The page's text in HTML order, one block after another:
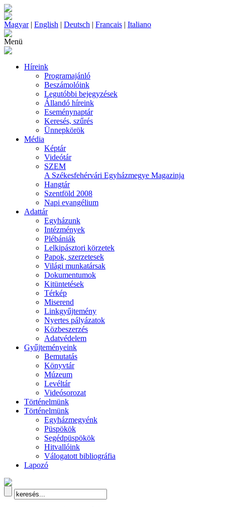
Magyar| English | Deutsch | Francais | Italiano
Menü
Híreink
Programajánló
Beszámolóink
Legutóbbi bejegyzések
Állandó híreink
Eseménynaptár
Keresés, szűrés
Ünnepkörök
Média
Képtár
Videótár
SZEM
A Székesfehérvári Egyházmegye Magazinja
Hangtár
Szentföld 2008
Napi evangélium
Adattár
Egyházunk
Intézmények
Plébániák
Lelkipásztori körzetek
Papok, szerzetesek
Világi munkatársak
Dokumentumok
Kitüntetések
Térkép
Miserend
Linkgyűjtemény
Nyertes pályázatok
Közbeszerzés
Adatvédelem
Gyűjteményeink
Bemutatás
Könyvtár
Múzeum
Levéltár
Videósorozat
Történelmünk
Történelmünk
Egyházmegyénk
Püspökök
Segédpüspökök
Hitvallóink
Válogatott bibliográfia
Lapozó